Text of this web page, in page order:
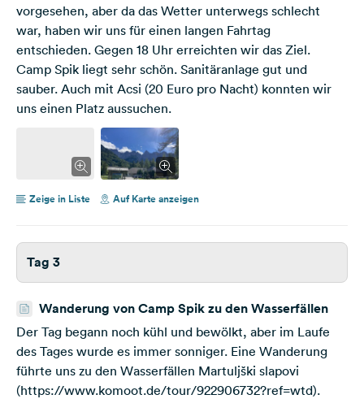
vorgesehen, aber da das Wetter unterwegs schlecht
war, haben wir uns für einen langen Fahrtag
entschieden. Gegen 18 Uhr erreichten wir das Ziel.
Camp Spik liegt sehr schön. Sanitäranlage gut und
sauber. Auch mit Acsi (20 Euro pro Nacht) konnten wir
uns einen Platz aussuchen.
Zeige in Liste Auf Karte anzeigen
Tag 3
Wanderung von Camp Spik zu den Wasserfällen
Der Tag begann noch kühl und bewölkt, aber im Laufe
des Tages wurde es immer sonniger. Eine Wanderung
führte uns zu den Wasserfällen Martuljški slapovi
(https://www.komoot.de/tour/922906732?ref=wtd).